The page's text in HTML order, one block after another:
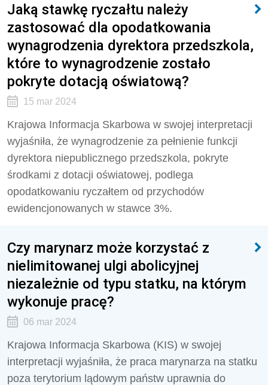
Jaką stawkę ryczałtu należy
zastosować dla opodatkowania
wynagrodzenia dyrektora przedszkola,
które to wynagrodzenie zostało
pokryte dotacją oświatową?
15 mar 2024
Krajowa Informacja Skarbowa w swojej interpretacji
wyjaśniła, że wynagrodzenie za pełnienie funkcji
dyrektora niepublicznego przedszkola, pokryte
środkami z dotacji oświatowej, podlega
opodatkowaniu ryczałtem od przychodów
ewidencjonowanych w stawce 3%.
Czy marynarz może korzystać z
nielimitowanej ulgi abolicyjnej
niezależnie od typu statku, na którym
wykonuje pracę?
06 mar 2024
Krajowa Informacja Skarbowa (KIS) w swojej
interpretacji wyjaśniła, że praca marynarza na statku
poza terytorium lądowym państw uprawnia do